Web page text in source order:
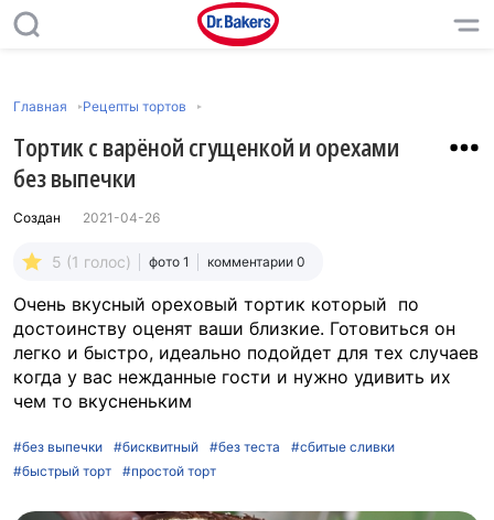
Главная Рецепты тортов
Тортик с варёной сгущенкой и орехами
без выпечки
Создан 2021-04-26
5 (1 голос) фото 1 комментарии 0
Очень вкусный ореховый тортик который по
достоинству оценят ваши близкие. Готовиться он
легко и быстро, идеально подойдет для тех случаев
когда у вас нежданные гости и нужно удивить их
чем то вкусненьким
#без выпечки #бисквитный #без теста
#сбитые сливки
#быстрый торт
#простой торт